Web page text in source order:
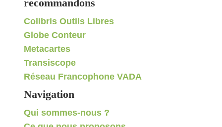
recommandons
Colibris Outils Libres
Globe Conteur
Metacartes
Transiscope
Réseau Francophone VADA
Navigation
Qui sommes-nous ?